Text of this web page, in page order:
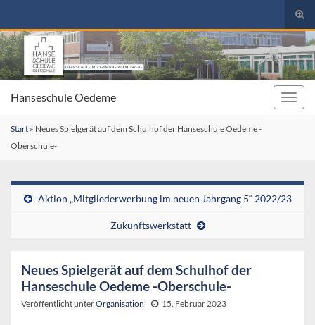
Search for:
Hanseschule Oedeme
Start » Neues Spielgerät auf dem Schulhof der Hanseschule Oedeme -
Oberschule-
Aktion „Mitgliederwerbung im neuen Jahrgang 5“ 2022/23
Zukunftswerkstatt
Neues Spielgerät auf dem Schulhof der
Hanseschule Oedeme -Oberschule-
Veröffentlicht unterOrganisation 15. Februar 2023